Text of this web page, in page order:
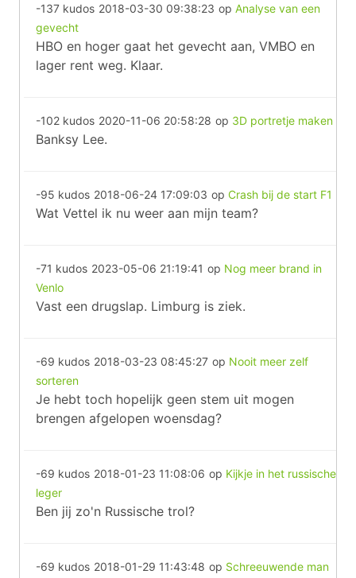
-137 kudos 2018-03-30 09:38:23 op Analyse van een
gevecht
HBO en hoger gaat het gevecht aan, VMBO en
lager rent weg. Klaar.
-102 kudos 2020-11-06 20:58:28 op 3D portretje maken
Banksy Lee.
-95 kudos 2018-06-24 17:09:03 op Crash bij de start F1
Wat Vettel ik nu weer aan mijn team?
-71 kudos 2023-05-06 21:19:41 op Nog meer brand in
Venlo
Vast een drugslap. Limburg is ziek.
-69 kudos 2018-03-23 08:45:27 op Nooit meer zelf
sorteren
Je hebt toch hopelijk geen stem uit mogen
brengen afgelopen woensdag?
-69 kudos 2018-01-23 11:08:06 op Kijkje in het russische
leger
Ben jij zo'n Russische trol?
-69 kudos 2018-01-29 11:43:48 op Schreeuwende man